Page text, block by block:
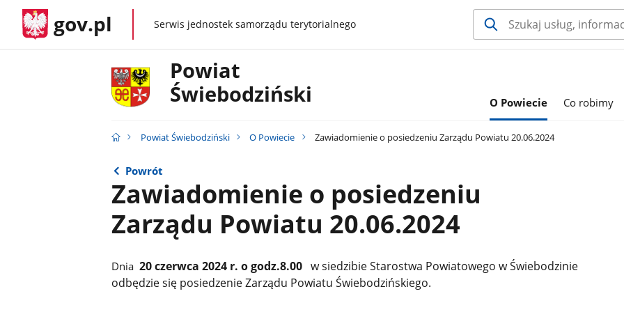
gov.pl gov.plSerwis jednostek samorządu terytorialnego
Powiat
Świebodziński
O Powiecie Co robimy
Powiat Świebodziński O Powiecie Zawiadomienie o posiedzeniu Zarządu Powiatu 20.06.2024
Powrót
Zawiadomienie o posiedzeniu
Zarządu Powiatu 20.06.2024
Dnia 20 czerwca 2024 r. o godz.8.00 w siedzibie Starostwa Powiatowego w Świebodzinie
odbędzie się posiedzenie Zarządu Powiatu Świebodzińskiego.